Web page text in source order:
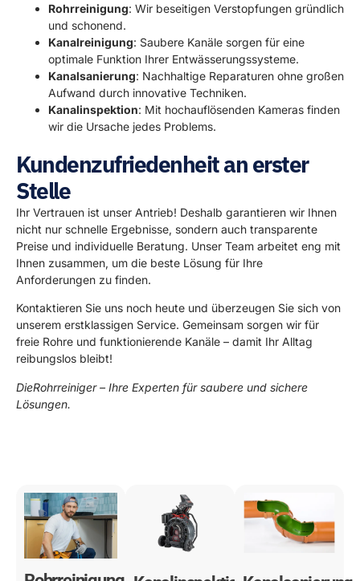
Rohrreinigung: Wir beseitigen Verstopfungen gründlich
und schonend.
Kanalreinigung: Saubere Kanäle sorgen für eine
optimale Funktion Ihrer Entwässerungssysteme.
Kanalsanierung: Nachhaltige Reparaturen ohne großen
Aufwand durch innovative Techniken.
Kanalinspektion: Mit hochauflösenden Kameras finden
wir die Ursache jedes Problems.
Kundenzufriedenheit an erster
Stelle
Ihr Vertrauen ist unser Antrieb! Deshalb garantieren wir Ihnen
nicht nur schnelle Ergebnisse, sondern auch transparente
Preise und individuelle Beratung. Unser Team arbeitet eng mit
Ihnen zusammen, um die beste Lösung für Ihre
Anforderungen zu finden.
Kontaktieren Sie uns noch heute und überzeugen Sie sich von
unserem erstklassigen Service. Gemeinsam sorgen wir für
freie Rohre und funktionierende Kanäle – damit Ihr Alltag
reibungslos bleibt!
DieRohrreiniger – Ihre Experten für saubere und sichere
Lösungen.